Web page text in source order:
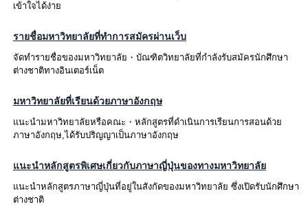
เข้าใจได้ง่าย
รายชื่อมหาวิทยาลัยที่ทำการสมัครผ่านเว็บ
จัดทำรายชื่อของมหาวิทยาลัย・บัณฑิตวิทยาลัยที่กำลังรับสมัครนักศึกษา
ต่างชาติทางอินเตอร์เน็ต
มหาวิทยาลัยที่เรียนด้วยภาษาอังกฤษ
แนะนำมหาวิทยาลัยหรือคณะ・หลักสูตรที่ดำเนินการเรียนการสอนด้วย
ภาษาอังกฤษ,ได้รับปริญญาเป็นภาษาอังกฤษ
แนะนำหลักสูตรพิเศษเกี่ยวกับภาษาญี่ปุ่นของทางมหาวิทยาลัย
แนะนำหลักสูตรภาษาญี่ปุ่นที่อยู่ในสังกัดของมหาวิทยาลัย ซึ่งเปิดรับนักศึกษา
ต่างชาติ